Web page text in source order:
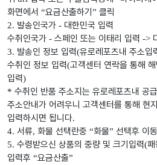
화면에서 “요금산출하기 ” 클릭
2. 발송인국가 - 대한민국 입력
수취인국가 - 스페인 또는 이태리 입력 ->
3. 발송인 정보 입력(유로레포츠내 주소입
수취인 정보 입력(고객센터 연락을 통해
입력)
* 수취인 반품 주소지는 유로레포츠내 공
주소안내가 어려우니 고객센터를 통해 현
입력하시면 됩니다.
4. 서류, 화물 선택란중 “화물” 선택후 이동
5. 수령받으신 상품의 중량 및 크기입력(패
입력후 “요금산출”